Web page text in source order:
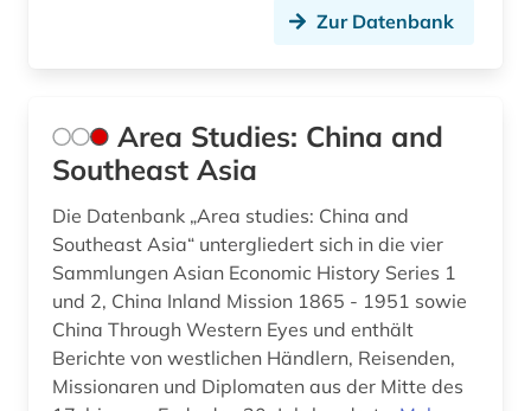
Zur Datenbank
Area Studies: China and
Southeast Asia
Die Datenbank „Area studies: China and
Southeast Asia“ untergliedert sich in die vier
Sammlungen Asian Economic History Series 1
und 2, China Inland Mission 1865 - 1951 sowie
China Through Western Eyes und enthält
Berichte von westlichen Händlern, Reisenden,
Missionaren und Diplomaten aus der Mitte des